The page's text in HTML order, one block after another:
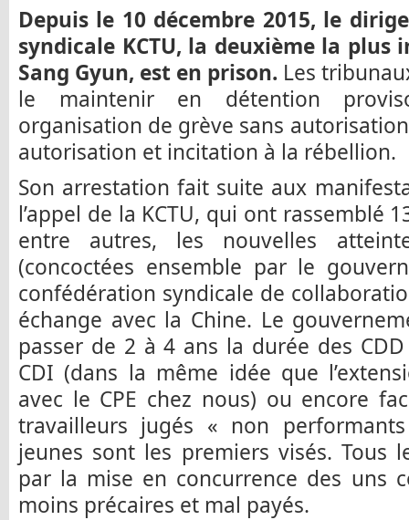
Depuis le 10 décembre 2015, le
syndicale KCTU, la deuxième la plus
Sang Gyun, est en prison. Les
le maintenir en détention
organisation de grève sans
autorisation et incitation à la rébellion.
Son arrestation fait suite aux
l’appel de la KCTU, qui ont rassemblé
entre autres, les nouvelles
(concoctées ensemble par le
confédération syndicale de
échange avec la Chine. Le
passer de 2 à 4 ans la durée des
CDI (dans la même idée que
avec le CPE chez nous) ou encore
travailleurs jugés « non
jeunes sont les premiers visés. Tous
par la mise en concurrence des uns
moins précaires et mal payés.